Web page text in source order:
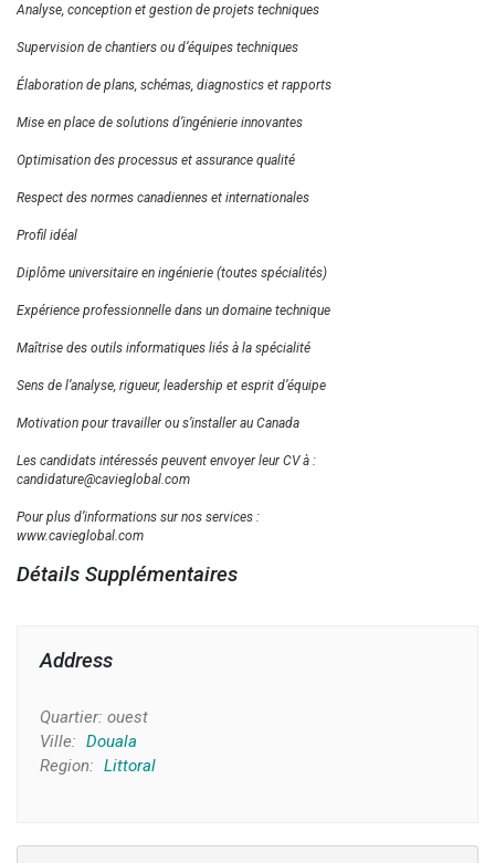
Analyse, conception et gestion de projets techniques
Supervision de chantiers ou d’équipes techniques
Élaboration de plans, schémas, diagnostics et rapports
Mise en place de solutions d’ingénierie innovantes
Optimisation des processus et assurance qualité
Respect des normes canadiennes et internationales
Profil idéal
Diplôme universitaire en ingénierie (toutes spécialités)
Expérience professionnelle dans un domaine technique
Maîtrise des outils informatiques liés à la spécialité
Sens de l’analyse, rigueur, leadership et esprit d’équipe
Motivation pour travailler ou s’installer au Canada
Les candidats intéressés peuvent envoyer leur CV à :
candidature@cavieglobal.com
Pour plus d’informations sur nos services :
www.cavieglobal.com
Détails Supplémentaires
Address
Quartier: ouest
Ville: Douala
Region: Littoral